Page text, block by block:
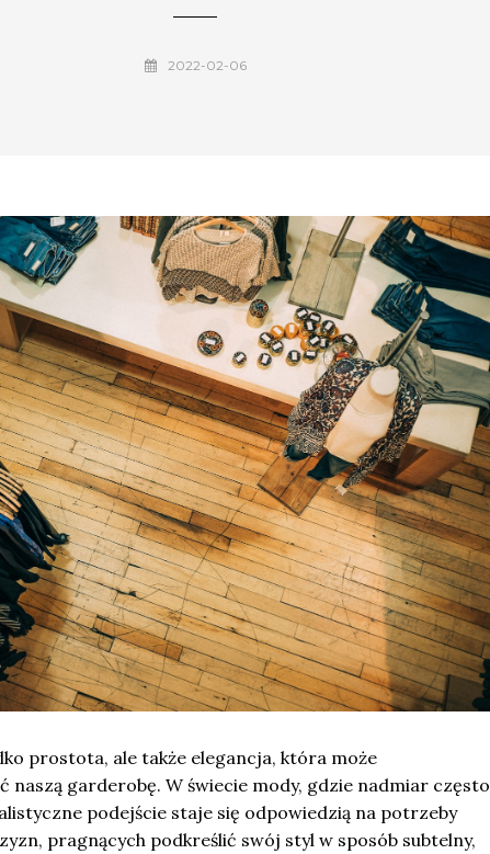
2022-02-06
prostota, ale także elegancja, która może
naszą garderobę. W świecie mody, gdzie nadmiar często
podejście staje się odpowiedzią na potrzeby
pragnących podkreślić swój styl w sposób subtelny,